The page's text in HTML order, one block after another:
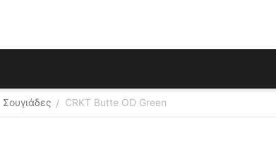
Σουγιάδες / CRKT Butte OD Green